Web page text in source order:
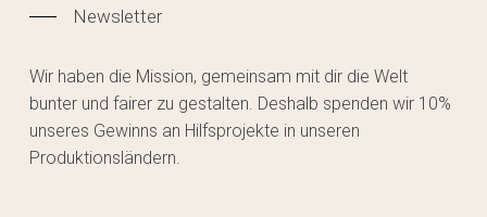
Newsletter
Wir haben die Mission, gemeinsam mit dir die Welt
bunter und fairer zu gestalten. Deshalb spenden wir 10%
unseres Gewinns an Hilfsprojekte in unseren
Produktionsländern.